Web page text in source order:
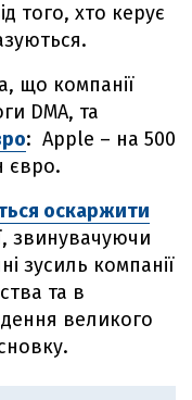
того, хто керує
що компанії
DMA, та
: Apple – на 500
євро.
оскаржити
звинувачуючи
зусиль компанії
та в
великого